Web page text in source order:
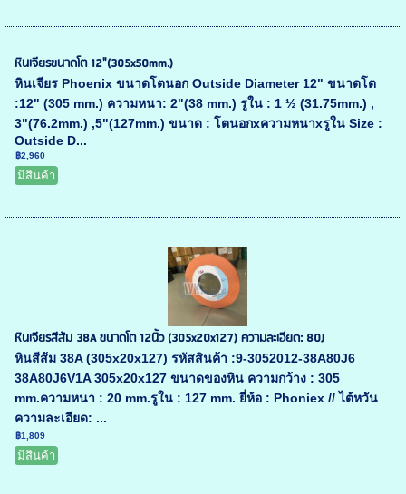
หินเจียรขนาดโต 12"(305x50mm.)
หินเจียร Phoenix ขนาดโตนอก Outside Diameter 12" ขนาดโต
:12" (305 mm.) ความหนา: 2"(38 mm.) รูใน : 1 ½ (31.75mm.) ,
3"(76.2mm.) ,5"(127mm.) ขนาด : โตนอกxความหนาxรูใน Size :
Outside D...
฿2,960
มีสินค้า
หินเจียรสีส้ม 38A ขนาดโต 12นิ้ว (305x20x127) ความละเอียด: 80J
หินสีส้ม 38A (305x20x127) รหัสสินค้า :9-3052012-38A80J6
38A80J6V1A 305x20x127 ขนาดของหิน ความกว้าง : 305
mm.ความหนา : 20 mm.รูใน : 127 mm. ยี่ห้อ : Phoniex // ไต้หวัน
ความละเอียด: ...
฿1,809
มีสินค้า